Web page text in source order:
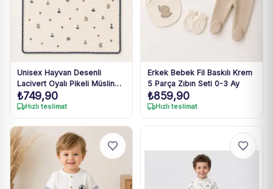
Unisex Hayvan Desenli
Lacivert Oyalı Pikeli Müslin
Bebek Battaniyesi
₺749,90
Hızlı teslimat
Erkek Bebek Fil Baskılı Krem
5 Parça Zıbın Seti 0-3 Ay
₺859,90
Hızlı teslimat